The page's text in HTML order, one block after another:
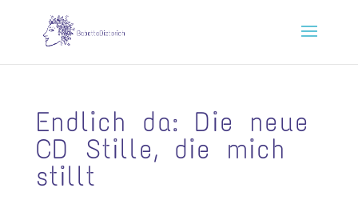
Endlich da: Die neue
CD Stille, die mich
stillt